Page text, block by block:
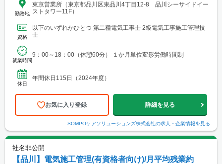
勤務地
東京営業所（東京都品川区東品川4丁目12-8 品川シーサイドイー
ストタワー11F）
資格
以下のいずれかひとつ 第二種電気工事士 2級電気工事施工管理技
士
就業時間
9：00～18：00（休憩60分） １か月単位変形労働時間制
休日
年間休日115日（2024年度）
お気に入り登録 詳細を見る
SOMPOケアソリューションズ株式会社の求人・企業情報を見る
社名非公開
【品川】電気施工管理(有資格者向け)/月平均残業約